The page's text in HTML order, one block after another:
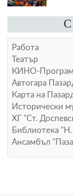
Работа
Театър
КИНО-
Автогара
Карта на
Исторически
ХГ "Ст.
Библиотека
Ансамбъл